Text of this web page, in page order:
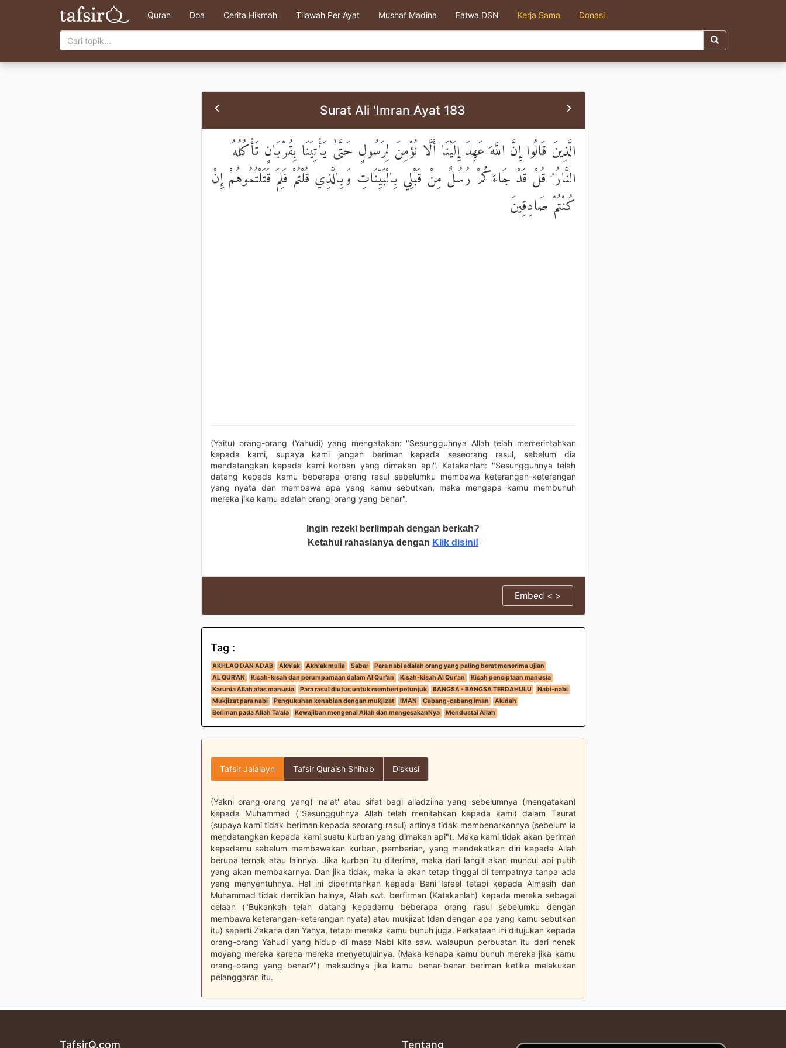
Quran Doa Cerita Hikmah Tilawah Per Ayat Mushaf Madina Fatwa DSN Kerja Sama Donasi
Surat Ali 'Imran Ayat 183
الَّذِينَ قَالُوا إِنَّ اللَّهَ عَهِدَ إِلَيْنَا أَلَّا نُؤْمِنَ لِرَسُولٍ حَتَّىٰ يَأْتِيَنَا بِقُرْبَانٍ تَأْكُلُهُ
النَّارُ ۗ قُلْ قَدْ جَاءَكُمْ رُسُلٌ مِنْ قَبْلِي بِالْبَيِّنَاتِ وَبِالَّذِي قُلْتُمْ فَلِمَ قَتَلْتُمُوهُمْ إِنْ
كُنْتُمْ صَادِقِينَ
(Yaitu) orang-orang (Yahudi) yang mengatakan: "Sesungguhnya Allah telah memerintahkan
kepada kami, supaya kami jangan beriman kepada seseorang rasul, sebelum dia
mendatangkan kepada kami korban yang dimakan api". Katakanlah: "Sesungguhnya telah
datang kepada kamu beberapa orang rasul sebelumku membawa keterangan-keterangan
yang nyata dan membawa apa yang kamu sebutkan, maka mengapa kamu membunuh
mereka jika kamu adalah orang-orang yang benar".
Ingin rezeki berlimpah dengan berkah?
Ketahui rahasianya dengan Klik disini!
Embed < >
Tag :
AKHLAQ DAN ADAB Akhlak Akhlak mulia Sabar
Para nabi adalah orang yang paling berat menerima ujian
AL QUR'AN
Kisah-kisah dan perumpamaan dalam Al Qur'an Kisah-kisah Al Qur'an
Kisah penciptaan manusia
Karunia Allah atas manusia
Para rasul diutus untuk memberi petunjuk BANGSA - BANGSA TERDAHULU
Nabi-nabi
Mukjizat para nabi
Pengukuhan kenabian dengan mukjizat IMAN Cabang-cabang iman
Akidah
Beriman pada Allah Ta'ala
Kewajiban mengenal Allah dan mengesakanNya Mendustai Allah
Tafsir Jalalayn Tafsir Quraish Shihab Diskusi
(Yakni orang-orang yang) 'na'at' atau sifat bagi alladziina yang sebelumnya (mengatakan)
kepada Muhammad ("Sesungguhnya Allah telah menitahkan kepada kami) dalam Taurat
(supaya kami tidak beriman kepada seorang rasul) artinya tidak membenarkannya (sebelum ia
mendatangkan kepada kami suatu kurban yang dimakan api"). Maka kami tidak akan beriman
kepadamu sebelum membawakan kurban, pemberian, yang mendekatkan diri kepada Allah
berupa ternak atau lainnya. Jika kurban itu diterima, maka dari langit akan muncul api putih
yang akan membakarnya. Dan jika tidak, maka ia akan tetap tinggal di tempatnya tanpa ada
yang menyentuhnya. Hal ini diperintahkan kepada Bani Israel tetapi kepada Almasih dan
Muhammad tidak demikian halnya, Allah swt. berfirman (Katakanlah) kepada mereka sebagai
celaan ("Bukankah telah datang kepadamu beberapa orang rasul sebelumku dengan
membawa keterangan-keterangan nyata) atau mukjizat (dan dengan apa yang kamu sebutkan
itu) seperti Zakaria dan Yahya, tetapi mereka kamu bunuh juga. Perkataan ini ditujukan kepada
orang-orang Yahudi yang hidup di masa Nabi kita saw. walaupun perbuatan itu dari nenek
moyang mereka karena mereka menyetujuinya. (Maka kenapa kamu bunuh mereka jika kamu
orang-orang yang benar?") maksudnya jika kamu benar-benar beriman ketika melakukan
pelanggaran itu.
TafsirQ.com Tentang